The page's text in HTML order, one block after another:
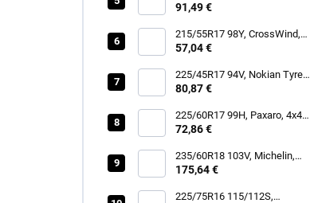
N'BLUE 4SEASON
91,49 €
215/55R17 98Y, CrossWind,
SPORT PEAK
57,04 €
225/45R17 94V, Nokian Tyres,
SEASONPROOF 2
80,87 €
225/60R17 99H, Paxaro, 4x4
SUMMER
72,86 €
235/60R18 103V, Michelin,
LATITUDE TOUR HP
175,64 €
225/75R16 115/112S,